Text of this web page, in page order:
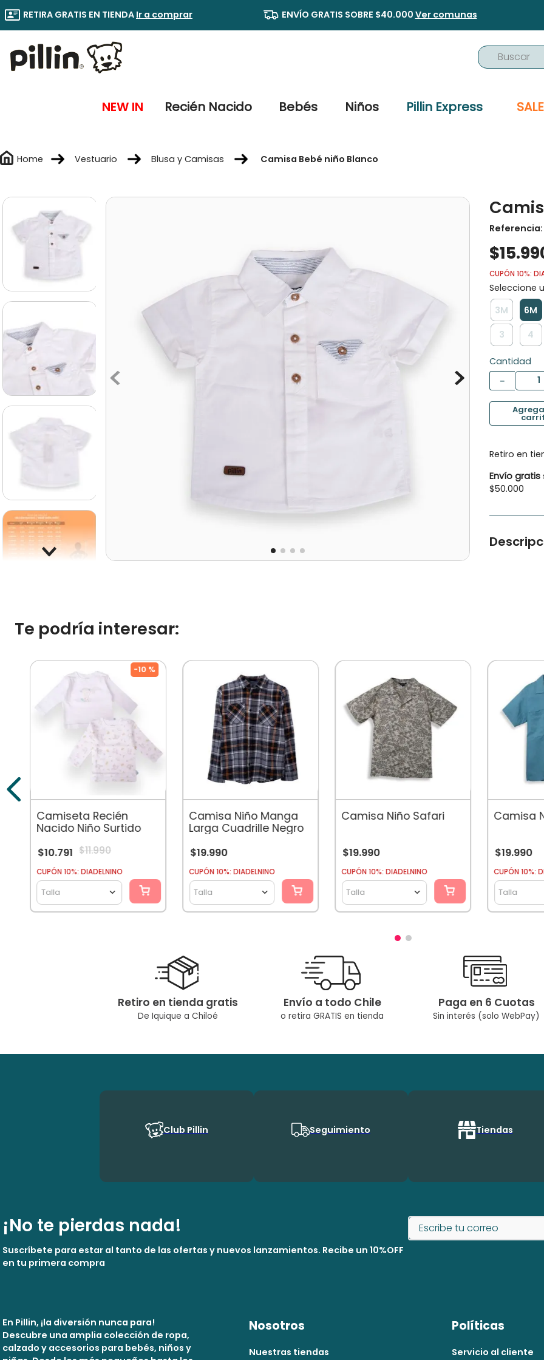
RETIRA GRATIS EN TIENDA Ir a comprar ENVÍO GRATIS SOBRE $40.000 Ver comunas
Buscar
NEW IN Recién Nacido Bebés Niños Pillin Express
Vestuario Blusa y Camisas Camisa Bebé niño Blanco
Referencia:
$15.
CUPÓN 10%:
3M 6M
3 4
Cantidad
－
Retiro en
Envío gratis
$50.000
Modelo:
Cuidados:
Por
De
Mercado,
Su
Te podría interesar:
Camiseta Recién
Nacido Niño Surtido
-10 %
$10.791 $11.990
CUPÓN 10%: DIADELNINO
Talla
Camisa Niño Manga
Larga Cuadrille Negro
$19.990
CUPÓN 10%: DIADELNINO
Talla
Camisa Niño Safari
$19.990
CUPÓN 10%: DIADELNINO
Talla
Camisa
$19.990
CUPÓN 10%:
Talla
Retiro en tienda gratis
De Iquique a Chiloé
Envío a todo Chile
o retira GRATIS en tienda
Paga en 6 Cuotas
Sin interés (solo WebPay)
Club Pillin Seguimiento Tiendas
¡No te pierdas nada!
Suscríbete para estar al tanto de las ofertas y nuevos lanzamientos. Recibe un 10%OFF
en tu primera compra
En Pillin, ¡la diversión nunca para!
Descubre una amplia colección de ropa,
calzado y accesorios para bebés, niños y
Nosotros
Nuestras tiendas
Políticas
Servicio al cliente
1
buzo
4.
poleron
8.
gorro
9.
panty
10. botas agua